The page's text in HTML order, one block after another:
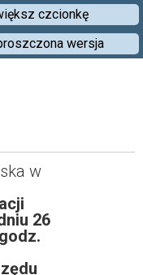
czcionkę
wersja
w
26